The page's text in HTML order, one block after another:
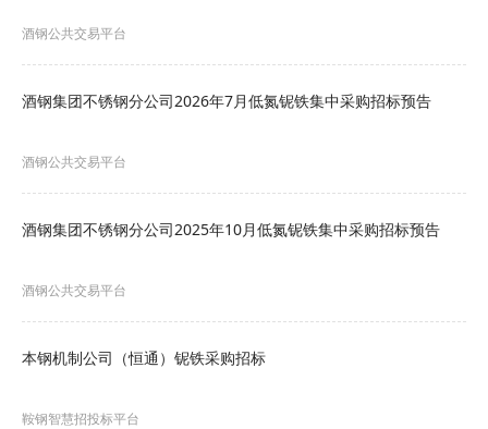
对采购活动有质疑投诉的，请将信息发送至酒钢
集团交易中心交易监督室邮箱
相关附件
供应链管理分公司
2026年5月15日
酒钢公共交易平台
酒钢集团不锈钢分公司2026年7月低氮铌铁集中采购招标预告
酒钢公共交易平台
酒钢集团不锈钢分公司2025年10月低氮铌铁集中采购招标预告
酒钢公共交易平台
本钢机制公司（恒通）铌铁采购招标
鞍钢智慧招投标平台